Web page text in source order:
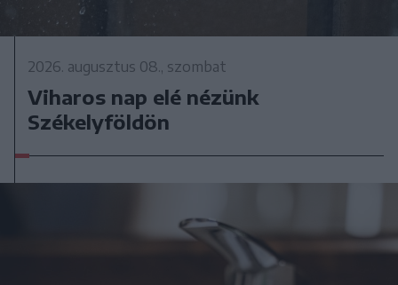
2026. augusztus 08., szombat
Viharos nap elé nézünk
Székelyföldön